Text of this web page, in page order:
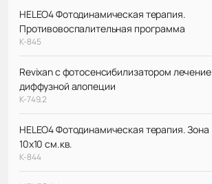
HELEO4 Фотодинамическая терапия.
Противовоспалительная программа
К-845
Revixan с фотосенсибилизатором лечение
диффузной алопеции
К-749.2
HELEO4 Фотодинамическая терапия. Зона
10х10 см.кв.
К-844